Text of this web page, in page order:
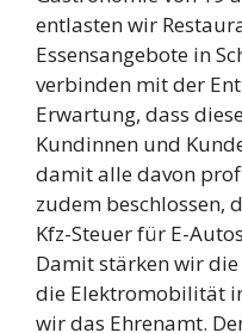
entlasten wir
Essensangebote in
verbinden mit der
Erwartung, dass
Kundinnen und
damit alle davon
zudem beschlossen,
Kfz-Steuer für E-
Damit stärken wir
die Elektromobilität
wir das Ehrenamt.